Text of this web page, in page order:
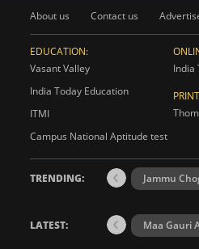
About us Contact us
EDUCATION:
Vasant Valley
India Today Education
ITMI
Campus National Aptitude test
India
TRENDING: Jammu
LATEST: Maa Gauri